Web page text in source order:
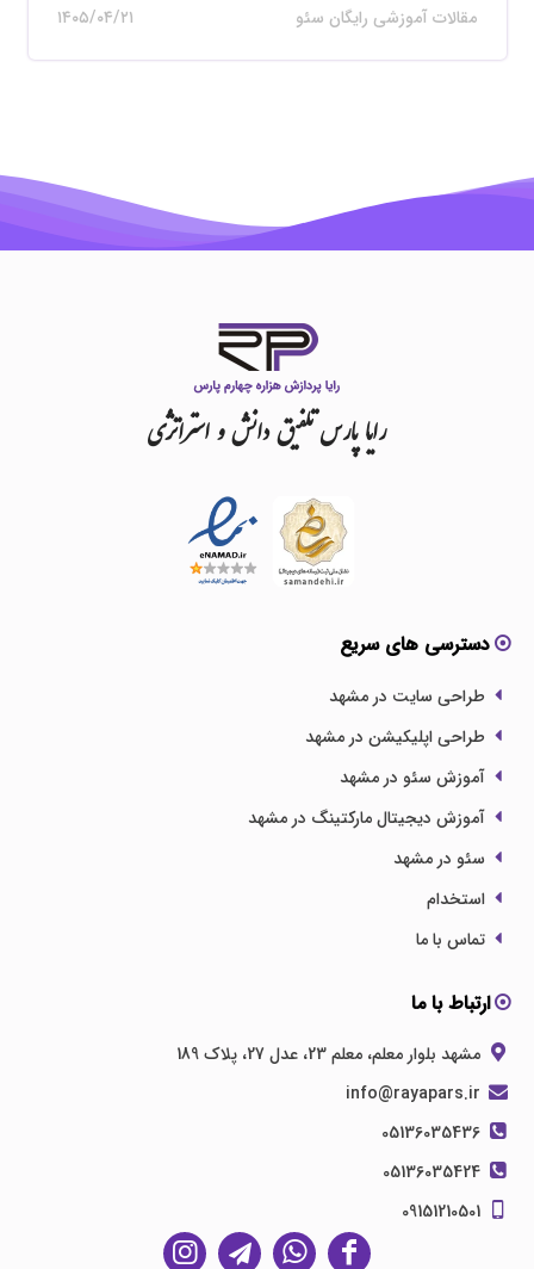
مقالات آموزشی رایگان سئو ۱۴۰۵/۰۴/۲۱
رایاپارستلفیقدانشواستراتژی
دسترسی های سریع
طراحی سایت در مشهد
طراحی اپلیکیشن در مشهد
آموزش سئو در مشهد
آموزش دیجیتال مارکتینگ در مشهد
سئو در مشهد
استخدام
تماس با ما
ارتباط با ما
مشهد بلوار معلم، معلم 23، عدل 27، پلاک 189
05136035436
05136035424
09151210501